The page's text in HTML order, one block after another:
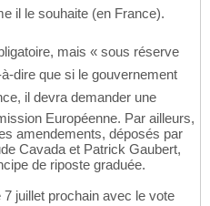
il le souhaite (en France).
mais « sous réserve
dire que si le gouvernement
il devra demander une
Européenne. Par ailleurs,
amendements, déposés par
Cavada et Patrick Gaubert,
de riposte graduée.
juillet prochain avec le vote